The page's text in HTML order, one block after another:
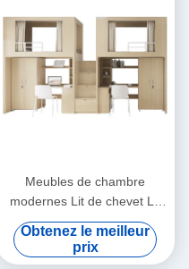
Meubles de chambre
modernes Lit de chevet Lit
pour enfants Lit avec
escaliers et couches de
rangement Prise en charge
Obtenez le meilleur
prix